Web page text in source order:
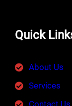
Quick
About Us
Services
Contact Us